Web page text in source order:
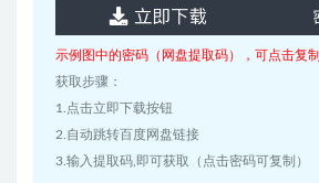
示例图中的密码（网盘提取码），可点击复制
获取步骤：
1.点击立即下载按钮
2.自动跳转百度网盘链接
3.输入提取码,即可获取（点击密码可复制）